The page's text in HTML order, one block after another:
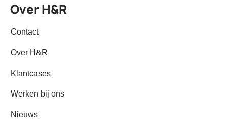
Over H&R
Contact
Over H&R
Klantcases
Werken bij ons
Nieuws